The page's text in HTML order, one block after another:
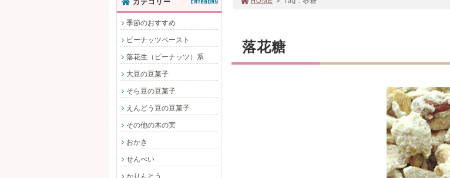
落花糖
カテゴリー
季節のおすすめ
ピーナッツペースト
落花生（ピーナッツ）系
大豆の豆菓子
そら豆の豆菓子
えんどう豆の豆菓子
その他の木の実
おかき
せんべい
かりんとう